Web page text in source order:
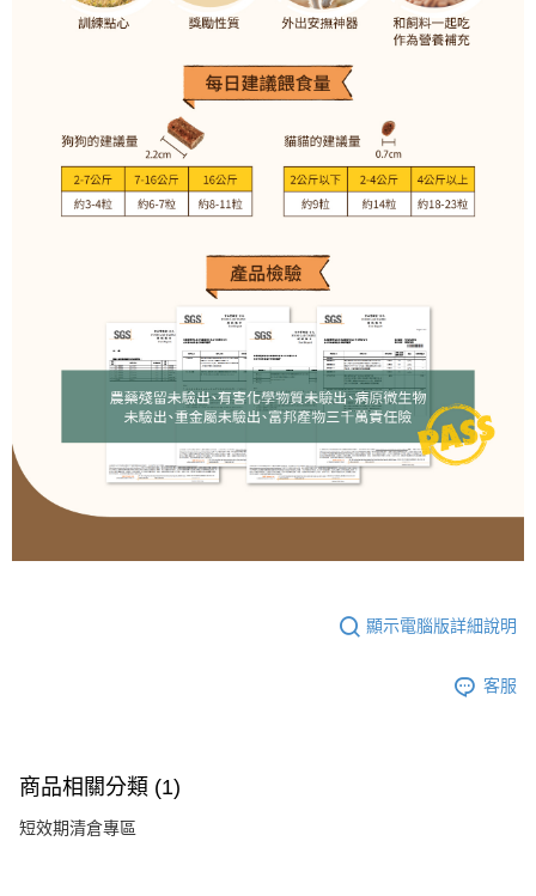
顯示電腦版詳細說明
客服
商品相關分類 (1)
短效期清倉專區